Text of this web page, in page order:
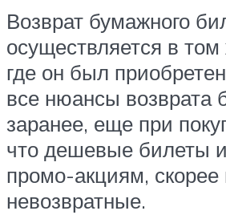
Возврат бумажного
осуществляется в
где он был
все нюансы возврата
заранее, еще при
что дешевые билеты
промо-акциям, скорее
невозвратные.